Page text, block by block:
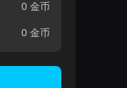
0 金币
0 金币